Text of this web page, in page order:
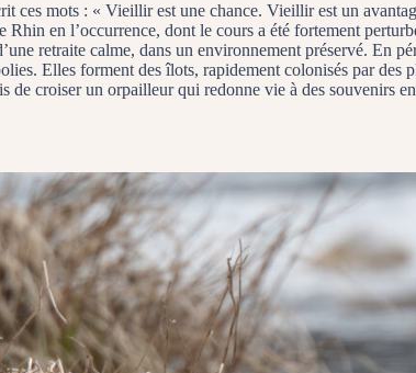
mots : « Vieillir est une chance. Vieillir est un
en l’occurrence, dont le cours a été fortement
retraite calme, dans un environnement préservé. En
Elles forment des îlots, rapidement colonisés par
croiser un orpailleur qui redonne vie à des souvenirs